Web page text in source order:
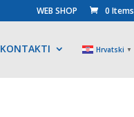
WEB SHOP 0 Items
KONTAKTI Hrvatski ▼